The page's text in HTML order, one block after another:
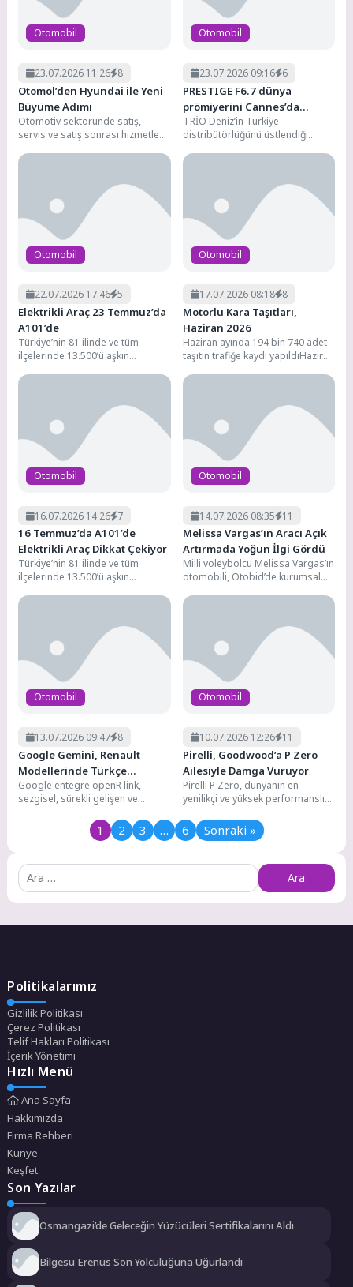
Otomobil
23.07.2026 11:26 8
Otomol’den Hyundai ile Yeni
Büyüme Adımı
Otomotiv sektöründe satış,
servis ve satış sonrası hizmetleri
Otomol, Hyundai markasıyla...
Otomobil
23.07.2026 09:16 6
PRESTIGE F6.7 dünya
prömiyerini Cannes’da
gerçekleştirecek
TRİO Deniz’in Türkiye
distribütörlüğünü üstlendiği
modeli F6.7’yi 2026 Cannes Yat
Otomobil
22.07.2026 17:46 5
Elektrikli Araç 23 Temmuz’da
A101’de
Türkiye’nin 81 ilinde ve tüm
ilçelerinde 13.500’ü aşkın
1.200’den fazla tedarikçisiyle
Otomobil
17.07.2026 08:18 8
Motorlu Kara Taşıtları,
Haziran 2026
Haziran ayında 194 bin 740 adet
taşıtın trafiğe kaydı yapıldıHaziran
taşıtların...
Otomobil
16.07.2026 14:26 7
16 Temmuz’da A101’de
Elektrikli Araç Dikkat Çekiyor
Türkiye’nin 81 ilinde ve tüm
ilçelerinde 13.500’ü aşkın
1.200’den fazla tedarikçisiyle
Otomobil
14.07.2026 08:35 11
Melissa Vargas’ın Aracı Açık
Artırmada Yoğun İlgi Gördü
Milli voleybolcu Melissa Vargas’ın
otomobili, Otobid’de kurumsal
artırmada en yüksek...
Otomobil
13.07.2026 09:47 8
Google Gemini, Renault
Modellerinde Türkçe
Konuşmaya Başlıyor
Google entegre openR link,
sezgisel, sürekli gelişen ve
deneyim sunan, pazardaki en...
Otomobil
10.07.2026 12:26 11
Pirelli, Goodwood’a P Zero
Ailesiyle Damga Vuruyor
Pirelli P Zero, dünyanın en
yenilikçi ve yüksek performanslı
Goodwood Hız...
1 2 3 … 6 Sonraki »
Arama:
Politikalarımız
Gizlilik Politikası
Çerez Politikası
Telif Hakları Politikası
İçerik Yönetimi
Hızlı Menü
Ana Sayfa
Hakkımızda
Firma Rehberi
Künye
Keşfet
Son Yazılar
Osmangazi’de Geleceğin Yüzücüleri Sertifikalarını Aldı
Bilgesu Erenus Son Yolculuğuna Uğurlandı